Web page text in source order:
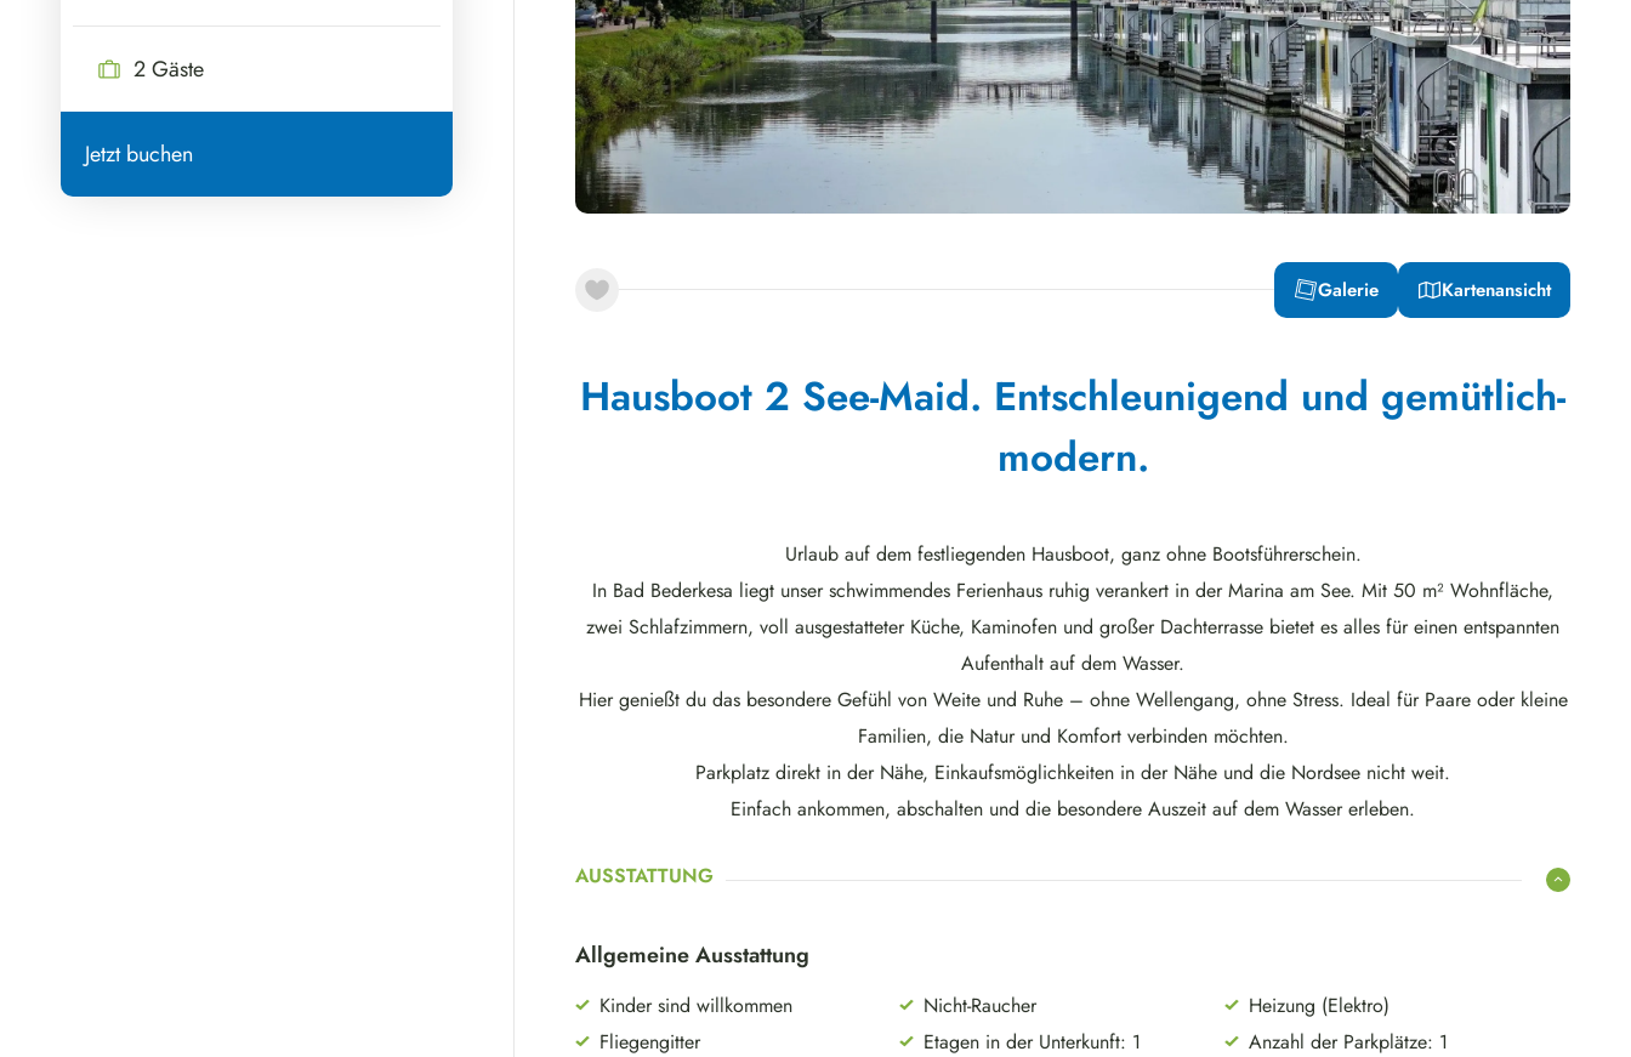
Galerie Kartenansicht
Hausboot 2 See-Maid. Entschleunigend und gemütlich-
modern.
Urlaub auf dem festliegenden Hausboot, ganz ohne Bootsführerschein.
In Bad Bederkesa liegt unser schwimmendes Ferienhaus ruhig verankert in der Marina am See. Mit 50 m² Wohnfläche,
zwei Schlafzimmern, voll ausgestatteter Küche, Kaminofen und großer Dachterrasse bietet es alles für einen entspannten
Aufenthalt auf dem Wasser.
Hier genießt du das besondere Gefühl von Weite und Ruhe – ohne Wellengang, ohne Stress. Ideal für Paare oder kleine
Familien, die Natur und Komfort verbinden möchten.
Parkplatz direkt in der Nähe, Einkaufsmöglichkeiten in der Nähe und die Nordsee nicht weit.
Einfach ankommen, abschalten und die besondere Auszeit auf dem Wasser erleben.
AUSSTATTUNG
Allgemeine Ausstattung
Kinder sind willkommen Nicht-Raucher
Heizung (Elektro)
Fliegengitter
Etagen in der Unterkunft: 1
Anzahl der Parkplätze: 1